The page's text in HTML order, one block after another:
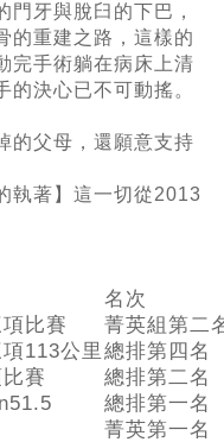
牙與脫臼的下巴，
的重建之路，這樣的
完手術躺在病床上清
決心已不可動搖。
的父母，還願意支持
執著】這一切從2013
名次
比賽
菁英組第二
113公里 總排第四名
賽
總排第二名
總排第一名
菁英第一名